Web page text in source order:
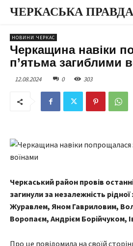
ЧЕРКАСЬКА ПРАВДА
НОВИНИ ЧЕРКАС
Черкащина навіки
п’ятьма загиблими
12.08.2024 0 303
Черкаський район провів
загинули за незалежність
Журавлем, Яном Гавриловим,
Воропаєм, Андрієм Борійчуком,
Про це повідомила на своїй